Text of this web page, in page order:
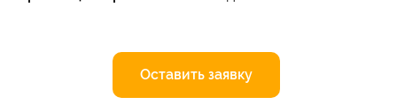
Оставить заявку